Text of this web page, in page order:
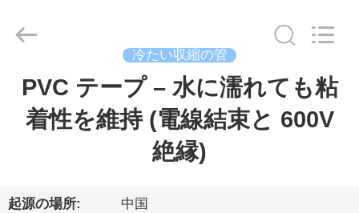
2021
INDUSTRIAL
冷たい収縮の管
PVC テープ – 水に濡れても粘
着性を維持 (電線結束と 600V
絶縁)
起源の場所: 中国